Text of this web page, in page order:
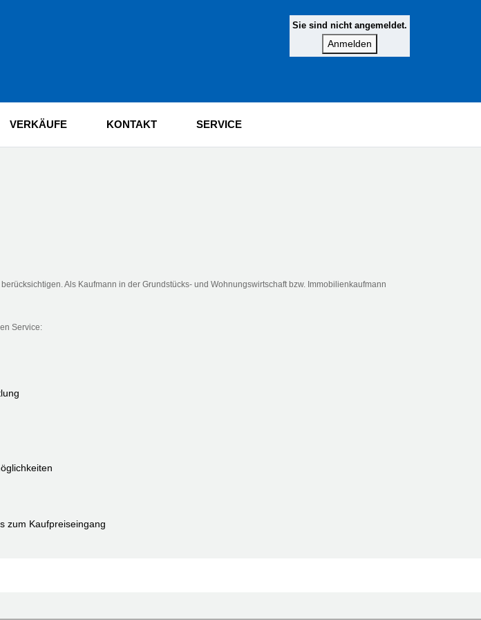
Sie sind nicht angemeldet.
VERKÄUFE KONTAKT SERVICE
Als Kaufmann in der Grundstücks- und Wohnungswirtschaft bzw. Immobilienkaufmann
Service:
zum Kaufpreiseingang